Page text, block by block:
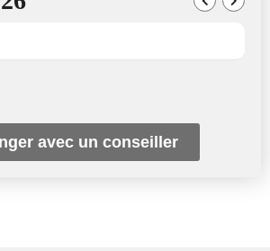
avec un conseiller